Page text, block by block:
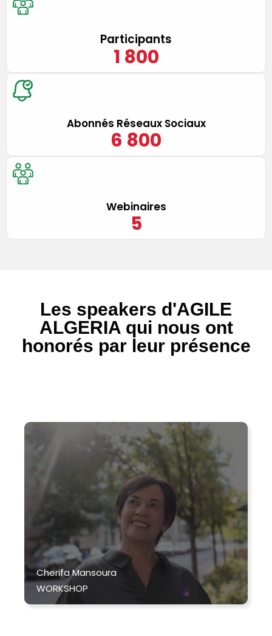
Participants
1 800
Abonnés Réseaux Sociaux
6 800
Webinaires
5
Les speakers d'AGILE
ALGERIA qui nous ont
honorés par leur présence
Farida MELLOUK
CONFÉRENCE